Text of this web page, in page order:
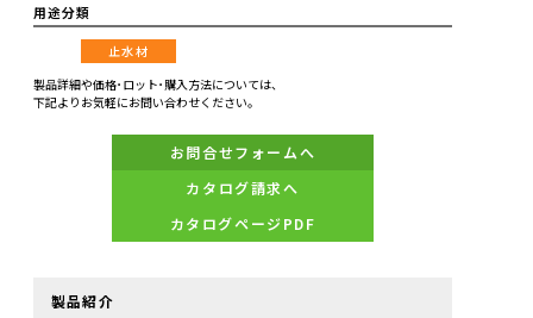
用途分類
止水材
製品詳細や価格･ロット･購入方法については、
下記よりお気軽にお問い合わせください。
お問合せフォームへ
カタログ請求へ
カタログページPDF
製品紹介